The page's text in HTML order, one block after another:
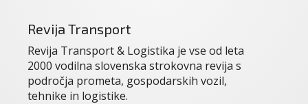
Revija Transport
Revija Transport & Logistika je vse od leta
2000 vodilna slovenska strokovna revija s
področja prometa, gospodarskih vozil,
tehnike in logistike.